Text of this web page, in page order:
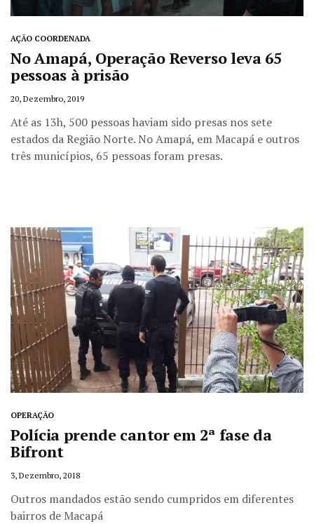
AÇÃO COORDENADA
No Amapá, Operação Reverso leva 65
pessoas à prisão
20, Dezembro, 2019
Até as 13h, 500 pessoas haviam sido presas nos sete
estados da Região Norte. No Amapá, em Macapá e outros
três municípios, 65 pessoas foram presas.
OPERAÇÃO
Polícia prende cantor em 2ª fase da
Bifront
3, Dezembro, 2018
Outros mandados estão sendo cumpridos em diferentes
bairros de Macapá